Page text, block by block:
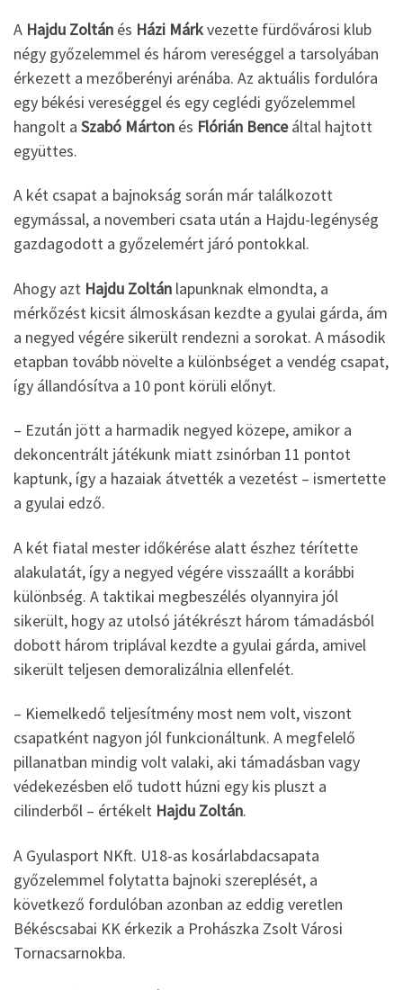
A Hajdu Zoltán és Házi Márkvezette fürdővárosi klub
négy győzelemmel és három vereséggel a tarsolyában
érkezett a mezőberényi arénába. Az aktuális fordulóra
egy békési vereséggel és egy ceglédi győzelemmel
hangolt a Szabó Márton és Flórián Benceáltal hajtott
együttes.
A két csapat a bajnokság során már találkozott
egymással, a novemberi csata után a Hajdu-legénység
gazdagodott a győzelemért járó pontokkal.
Ahogy azt Hajdu Zoltán lapunknak elmondta, a
mérkőzést kicsit álmoskásan kezdte a gyulai gárda, ám
a negyed végére sikerült rendezni a sorokat. A második
etapban tovább növelte a különbséget a vendég csapat,
így állandósítva a 10 pont körüli előnyt.
– Ezután jött a harmadik negyed közepe, amikor a
dekoncentrált játékunk miatt zsinórban 11 pontot
kaptunk, így a hazaiak átvették a vezetést – ismertette
a gyulai edző.
A két fiatal mester időkérése alatt észhez térítette
alakulatát, így a negyed végére visszaállt a korábbi
különbség. A taktikai megbeszélés olyannyira jól
sikerült, hogy az utolsó játékrészt három támadásból
dobott három triplával kezdte a gyulai gárda, amivel
sikerült teljesen demoralizálnia ellenfelét.
– Kiemelkedő teljesítmény most nem volt, viszont
csapatként nagyon jól funkcionáltunk. A megfelelő
pillanatban mindig volt valaki, aki támadásban vagy
védekezésben elő tudott húzni egy kis pluszt a
cilinderből – értékelt Hajdu Zoltán.
A Gyulasport NKft. U18-as kosárlabdacsapata
győzelemmel folytatta bajnoki szereplését, a
következő fordulóban azonban az eddig veretlen
Békéscsabai KK érkezik a Prohászka Zsolt Városi
Tornacsarnokba.